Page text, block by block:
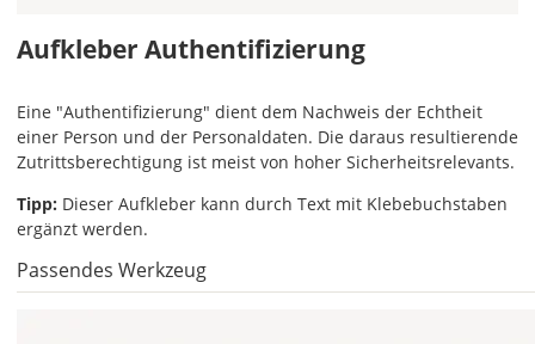
fest!
mehrfarbigen
Aufklebern
kannst
die
Farben
kombinieren.
Aufkleber Authentifizierung
Passendes Werkzeug
Eine "Authentifizierung" dient dem Nachweis der Echtheit
einer Person und der Personaldaten. Die daraus resultierende
Zutrittsberechtigung ist meist von hoher Sicherheitsrelevants.
Tipp: Dieser Aufkleber kann durch Text mit Klebebuchstaben
ergänzt werden.